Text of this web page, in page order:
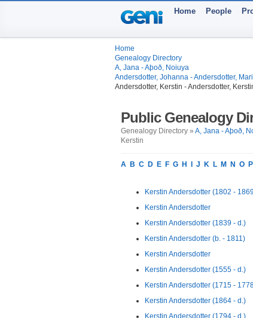
Home People
Home
Genealogy Directory
A, Jana - Aþoð, Noiuya
Andersdotter, Johanna - Andersdotter,
Andersdotter, Kerstin - Andersdotter,
Public Genealogy
Genealogy Directory » A, Jana - Aþoð,
Kerstin
A B C D E F G H J K L M N O P
Kerstin Andersdotter (1802 -
Kerstin Andersdotter
Kerstin Andersdotter (1839 - d.)
Kerstin Andersdotter (b. - 1811)
Kerstin Andersdotter
Kerstin Andersdotter (1555 - d.)
Kerstin Andersdotter (1715 -
Kerstin Andersdotter (1864 - d.)
Kerstin Andersdotter (1794 - d.)